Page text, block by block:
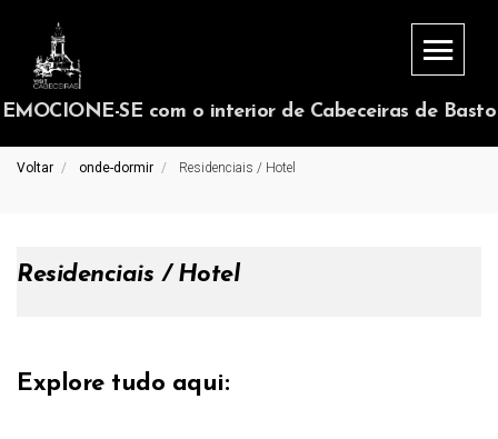
EMOCIONE-SE com o interior de Cabeceiras de Basto
Voltar onde-dormir Residenciais / Hotel
Residenciais / Hotel
Explore tudo aqui: